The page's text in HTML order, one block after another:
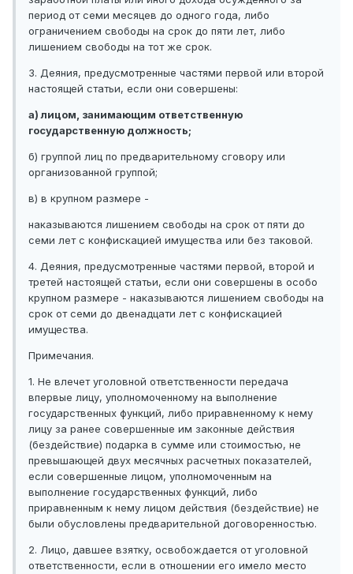
период от семи месяцев до одного года, либо
ограничением свободы на срок до пяти лет, либо
лишением свободы на тот же срок.
3. Деяния, предусмотренные частями первой или второй
настоящей статьи, если они совершены:
а) лицом, занимающим ответственную
государственную должность;
б) группой лиц по предварительному сговору или
организованной группой;
в) в крупном размере -
наказываются лишением свободы на срок от пяти до
семи лет с конфискацией имущества или без таковой.
4. Деяния, предусмотренные частями первой, второй и
третей настоящей статьи, если они совершены в особо
крупном размере - наказываются лишением свободы на
срок от семи до двенадцати лет с конфискацией
имущества.
Примечания.
1. Не влечет уголовной ответственности передача
впервые лицу, уполномоченному на выполнение
государственных функций, либо приравненному к нему
лицу за ранее совершенные им законные действия
(бездействие) подарка в сумме или стоимостью, не
превышающей двух месячных расчетных показателей,
если совершенные лицом, уполномоченным на
выполнение государственных функций, либо
приравненным к нему лицом действия (бездействие) не
были обусловлены предварительной договоренностью.
2. Лицо, давшее взятку, освобождается от уголовной
ответственности, если в отношении его имело место